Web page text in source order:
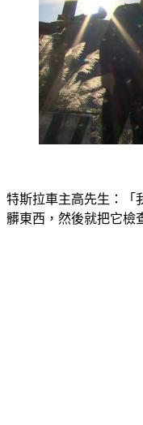
特斯拉車主高先生：「